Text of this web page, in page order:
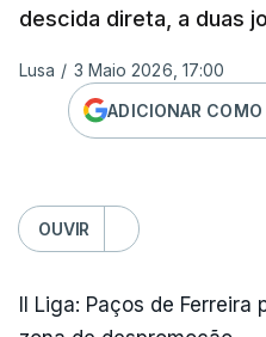
descida direta, a duas
Lusa / 3 Maio 2026, 17:00
ADICIONAR
OUVIR
II Liga: Paços de